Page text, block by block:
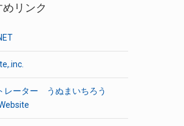
リンク
レーター うぬまいちろう